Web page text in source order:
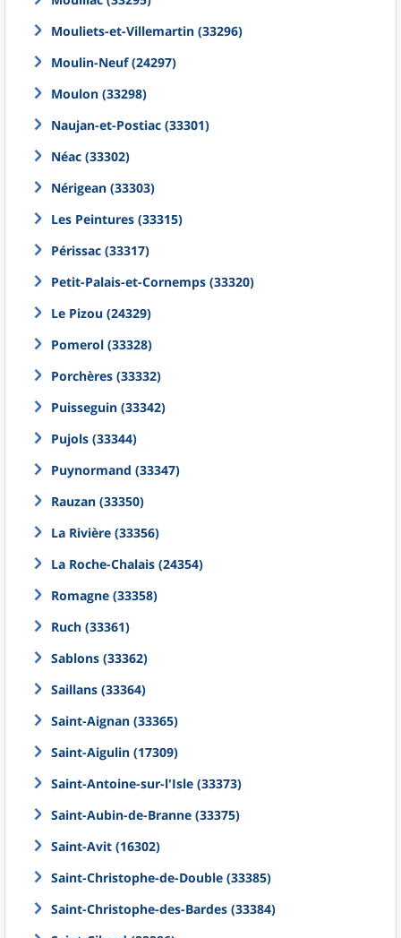
Mouliets-et-Villemartin (33296)
Moulin-Neuf (24297)
Moulon (33298)
Naujan-et-Postiac (33301)
Néac (33302)
Nérigean (33303)
Les Peintures (33315)
Périssac (33317)
Petit-Palais-et-Cornemps (33320)
Le Pizou (24329)
Pomerol (33328)
Porchères (33332)
Puisseguin (33342)
Pujols (33344)
Puynormand (33347)
Rauzan (33350)
La Rivière (33356)
La Roche-Chalais (24354)
Romagne (33358)
Ruch (33361)
Sablons (33362)
Saillans (33364)
Saint-Aignan (33365)
Saint-Aigulin (17309)
Saint-Antoine-sur-l'Isle (33373)
Saint-Aubin-de-Branne (33375)
Saint-Avit (16302)
Saint-Christophe-de-Double (33385)
Saint-Christophe-des-Bardes (33384)